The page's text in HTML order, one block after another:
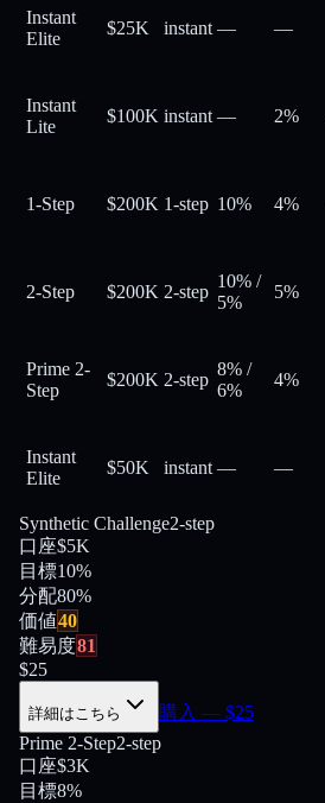
Instant
Elite
$25K instant — —
Instant
Lite
$100K instant — 2%
1-Step $200K 1-step 10% 4%
2-Step $200K 2-step
10% /
5%
5%
Prime 2-
Step
$200K 2-step
8% /
6%
4%
Instant
Elite
$50K instant — —
Synthetic Challenge2-step
口座$5K
目標10%
分配80%
価値40
難易度81
$25
詳細はこちら 購入 — $25
Prime 2-Step2-step
口座$3K
目標8%